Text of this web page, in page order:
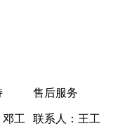
邓工
售后服务
联系人：王工